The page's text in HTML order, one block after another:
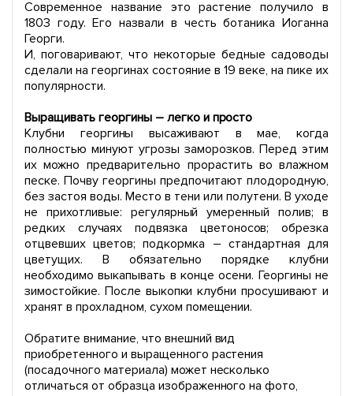
Современное название это растение получило в
1803 году. Его назвали в честь ботаника Иоганна
Георги.
И, поговаривают, что некоторые бедные садоводы
сделали на георгинах состояние в 19 веке, на пике их
популярности.
Выращивать георгины – легко и просто
Клубни георгины высаживают в мае, когда
полностью минуют угрозы заморозков. Перед этим
их можно предварительно прорастить во влажном
песке. Почву георгины предпочитают плодородную,
без застоя воды. Место в тени или полутени. В уходе
не прихотливые: регулярный умеренный полив; в
редких случаях подвязка цветоносов; обрезка
отцвевших цветов; подкормка – стандартная для
цветущих. В обязательно порядке клубни
необходимо выкапывать в конце осени. Георгины не
зимостойкие. После выкопки клубни просушивают и
хранят в прохладном, сухом помещении.
Обратите внимание, что внешний вид
приобретенного и выращенного растения
(посадочного материала) может несколько
отличаться от образца изображенного на фото,